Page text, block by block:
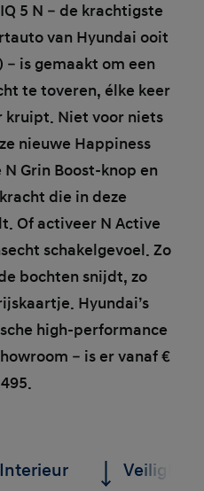
5 N – de krachtigste
van Hyundai ooit
– is gemaakt om een
te toveren, élke keer
kruipt. Niet voor niets
nieuwe Happiness
Grin Boost-knop en
die in deze
Of activeer N Active
schakelgevoel. Zo
bochten snijdt, zo
Hyundai’s
high-performance
– is er vanaf €
Interieur Veiligheid